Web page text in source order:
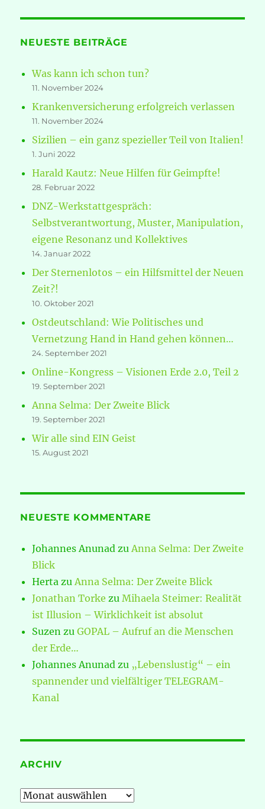
NEUESTE BEITRÄGE
Was kann ich schon tun?
11. November 2024
Krankenversicherung erfolgreich verlassen
11. November 2024
Sizilien – ein ganz spezieller Teil von Italien!
1. Juni 2022
Harald Kautz: Neue Hilfen für Geimpfte!
28. Februar 2022
DNZ-Werkstattgespräch:
Selbstverantwortung, Muster, Manipulation,
eigene Resonanz und Kollektives
14. Januar 2022
Der Sternenlotos – ein Hilfsmittel der Neuen
Zeit?!
10. Oktober 2021
Ostdeutschland: Wie Politisches und
Vernetzung Hand in Hand gehen können…
24. September 2021
Online-Kongress – Visionen Erde 2.0, Teil 2
19. September 2021
Anna Selma: Der Zweite Blick
19. September 2021
Wir alle sind EIN Geist
15. August 2021
NEUESTE KOMMENTARE
Johannes Anunad zuAnna Selma: Der Zweite
Blick
Herta zuAnna Selma: Der Zweite Blick
Jonathan Torke zuMihaela Steimer: Realität
ist Illusion – Wirklichkeit ist absolut
Suzen zuGOPAL – Aufruf an die Menschen
der Erde…
Johannes Anunad zu „Lebenslustig“ – ein
spannender und vielfältiger TELEGRAM-
Kanal
ARCHIV
Archiv